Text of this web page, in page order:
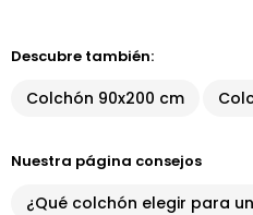
Descubre también:
Colchón 90x200 cm
Nuestra página consejos
¿Qué colchón elegir para